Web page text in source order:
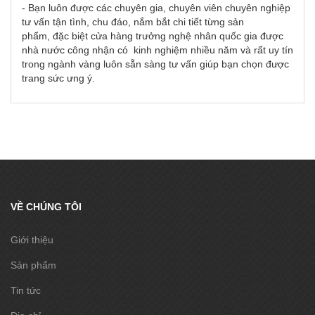
- Bạn luôn được các chuyên gia, chuyên viên chuyên nghiệp
tư vấn tận tình, chu đáo, nắm bắt chi tiết từng sản
phẩm, đặc biệt cửa hàng trưởng nghệ nhân quốc gia được
nhà nước công nhận có kinh nghiệm nhiều năm và rất uy tín
trong ngành vàng luôn sẵn sàng tư vấn giúp bạn chọn được
trang sức ưng ý.
VỀ CHÚNG TÔI
Giới thiệu
Sản phẩm
Tin tức